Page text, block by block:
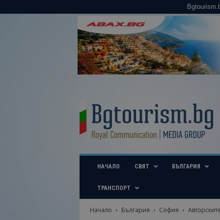
u
i
b
НАЧАЛО СВЯТ БЪЛГАРИЯ
ТРАНСПОРТ
Начало България София